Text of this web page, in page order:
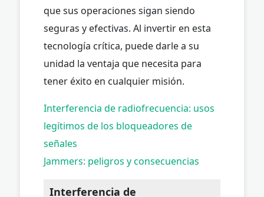
que sus operaciones sigan siendo
seguras y efectivas. Al invertir en esta
tecnología crítica, puede darle a su
unidad la ventaja que necesita para
tener éxito en cualquier misión.
Interferencia de radiofrecuencia: usos
legítimos de los bloqueadores de
señales
Jammers: peligros y consecuencias
Interferencia de